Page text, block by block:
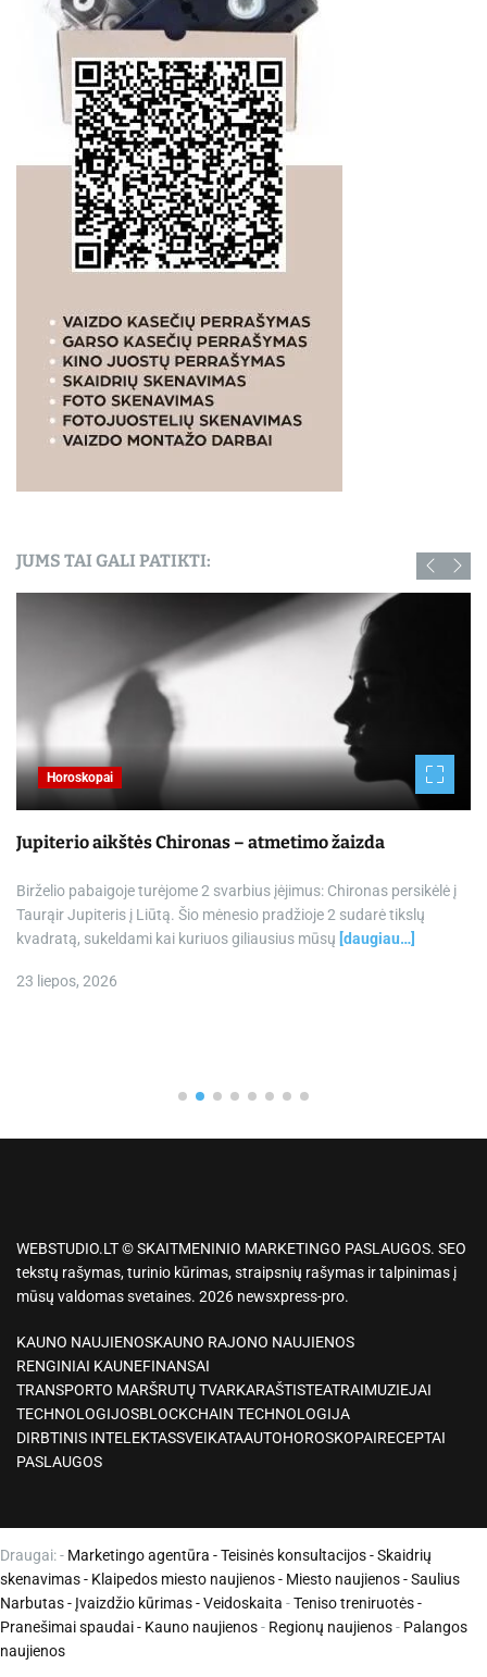
JUMS TAI GALI PATIKTI:
Horoskopai
Jupiterio aikštės Chironas – atmetimo žaizda
Birželio pabaigoje turėjome 2 svarbius įėjimus: Chironas persikėlė į
Taurąir Jupiteris į Liūtą. Šio mėnesio pradžioje 2 sudarė tikslų
kvadratą, sukeldami kai kuriuos giliausius mūsų [daugiau…]
23 liepos, 2026
WEBSTUDIO.LT © SKAITMENINIO MARKETINGO PASLAUGOS. SEO
tekstų rašymas, turinio kūrimas, straipsnių rašymas ir talpinimas į
mūsų valdomas svetaines. 2026 newsxpress-pro.
KAUNO NAUJIENOSKAUNO RAJONO NAUJIENOS
RENGINIAI KAUNEFINANSAI
TRANSPORTO MARŠRUTŲ TVARKARAŠTISTEATRAIMUZIEJAI
TECHNOLOGIJOSBLOCKCHAIN TECHNOLOGIJA
DIRBTINIS INTELEKTASSVEIKATAAUTOHOROSKOPAIRECEPTAI
PASLAUGOS
Draugai: - Marketingo agentūra -Teisinės konsultacijos-Skaidrių
skenavimas- Klaipedos miesto naujienos- Miesto naujienos-Saulius
Narbutas- Įvaizdžio kūrimas-Veidoskaita -Teniso treniruotės-
Pranešimai spaudai - Kauno naujienos- Regionų naujienos- Palangos
naujienos